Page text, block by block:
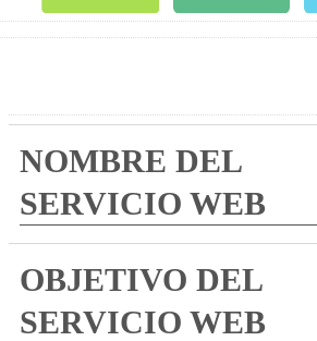
NOMBRE DEL
SERVICIO WEB
OBJETIVO DEL
SERVICIO WEB